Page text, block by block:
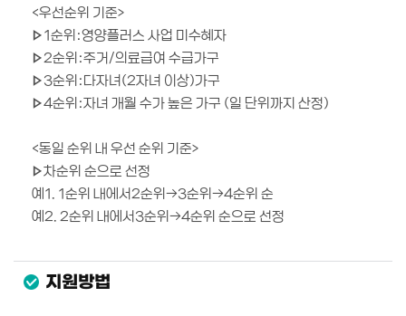
<우선순위 기준>
▷1순위:영양플러스 사업 미수혜자
▷2순위:주거/의료급여 수급가구
▷3순위:다자녀(2자녀 이상)가구
▷4순위:자녀 개월 수가 높은 가구 (일 단위까지 산정)
<동일 순위 내 우선 순위 기준>
▷차순위 순으로 선정
예1. 1순위 내에서2순위→3순위→4순위 순
예2. 2순위 내에서3순위→4순위 순으로 선정
지원방법